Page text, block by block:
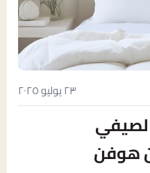
٢٣ يوليو ٢٠٢٥
هوفن